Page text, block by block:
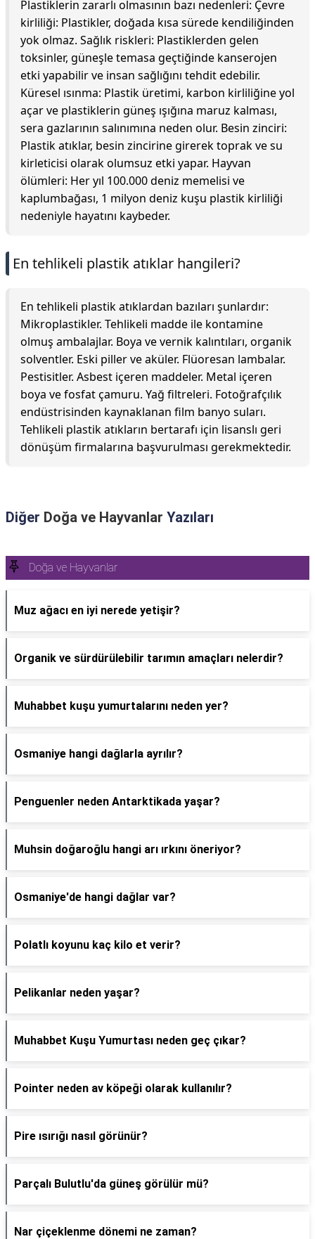
Plastiklerin zararlı olmasının bazı nedenleri: Çevre
kirliliği: Plastikler, doğada kısa sürede kendiliğinden
yok olmaz. Sağlık riskleri: Plastiklerden gelen
toksinler, güneşle temasa geçtiğinde kanserojen
etki yapabilir ve insan sağlığını tehdit edebilir.
Küresel ısınma: Plastik üretimi, karbon kirliliğine yol
açar ve plastiklerin güneş ışığına maruz kalması,
sera gazlarının salınımına neden olur. Besin zinciri:
Plastik atıklar, besin zincirine girerek toprak ve su
kirleticisi olarak olumsuz etki yapar. Hayvan
ölümleri: Her yıl 100.000 deniz memelisi ve
kaplumbağası, 1 milyon deniz kuşu plastik kirliliği
nedeniyle hayatını kaybeder.
En tehlikeli plastik atıklar hangileri?
En tehlikeli plastik atıklardan bazıları şunlardır:
Mikroplastikler. Tehlikeli madde ile kontamine
olmuş ambalajlar. Boya ve vernik kalıntıları, organik
solventler. Eski piller ve aküler. Flüoresan lambalar.
Pestisitler. Asbest içeren maddeler. Metal içeren
boya ve fosfat çamuru. Yağ filtreleri. Fotoğrafçılık
endüstrisinden kaynaklanan film banyo suları.
Tehlikeli plastik atıkların bertarafı için lisanslı geri
dönüşüm firmalarına başvurulması gerekmektedir.
Diğer Doğa ve Hayvanlar Yazıları
Doğa ve Hayvanlar
Muz ağacı en iyi nerede yetişir?
Organik ve sürdürülebilir tarımın amaçları nelerdir?
Muhabbet kuşu yumurtalarını neden yer?
Osmaniye hangi dağlarla ayrılır?
Penguenler neden Antarktikada yaşar?
Muhsin doğaroğlu hangi arı ırkını öneriyor?
Osmaniye'de hangi dağlar var?
Polatlı koyunu kaç kilo et verir?
Pelikanlar neden yaşar?
Muhabbet Kuşu Yumurtası neden geç çıkar?
Pointer neden av köpeği olarak kullanılır?
Pire ısırığı nasıl görünür?
Parçalı Bulutlu'da güneş görülür mü?
Nar çiçeklenme dönemi ne zaman?